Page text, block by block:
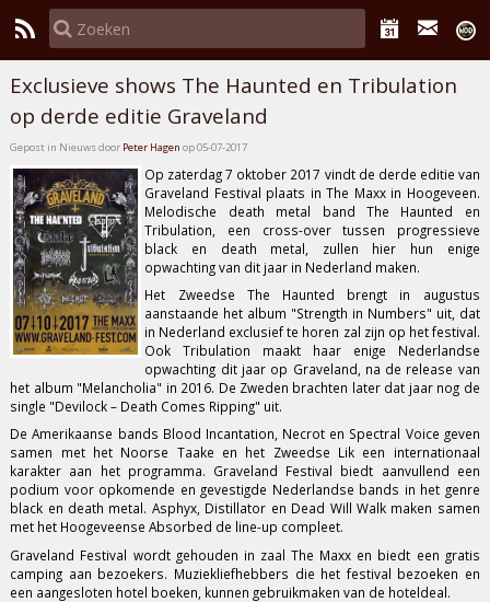
Exclusieve shows The Haunted en Tribulation
op derde editie Graveland
Gepost in Nieuws door Peter Hagen op 05-07-2017
Op zaterdag 7 oktober 2017 vindt de derde editie van
Graveland Festival plaats in The Maxx in Hoogeveen.
Melodische death metal band The Haunted en
Tribulation , een cross-over tussen progressieve
black en death metal, zullen hier hun enige
opwachting van dit jaar in Nederland maken.
Het Zweedse The Haunted brengt in augustus
aanstaande het album "Strength in Numbers" uit, dat
in Nederland exclusief te horen zal zijn op het festival.
Ook Tribulation maakt haar enige Nederlandse
opwachting dit jaar op Graveland, na de release van
het album "Melancholia" in 2016. De Zweden brachten later dat jaar nog de
single "Devilock – Death Comes Ripping" uit.
De Amerikaanse bands Blood Incantation, Necrot en Spectral Voice geven
samen met het Noorse Taake en het Zweedse Lik een internationaal
karakter aan het programma. Graveland Festival biedt aanvullend een
podium voor opkomende en gevestigde Nederlandse bands in het genre
black en death metal. Asphyx, Distillator en Dead Will Walkmaken samen
met het HoogeveenseAbsorbed de line-up compleet.
Graveland Festival wordt gehouden in zaalThe Maxx en biedt een gratis
camping aan bezoekers. Muziekliefhebbers die het festival bezoeken en
een aangesloten hotel boeken, kunnen gebruikmaken van de hoteldeal.